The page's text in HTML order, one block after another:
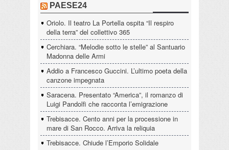
PAESE24
Oriolo. Il teatro La Portella ospita “Il respiro
della terra” del collettivo 365
Cerchiara. “Melodie sotto le stelle” al Santuario
Madonna delle Armi
Addio a Francesco Guccini. L’ultimo poeta della
canzone impegnata
Saracena. Presentato “America”, il romanzo di
Luigi Pandolfi che racconta l’emigrazione
Trebisacce. Cento anni per la processione in
mare di San Rocco. Arriva la reliquia
Trebisacce. Chiude l’Emporio Solidale